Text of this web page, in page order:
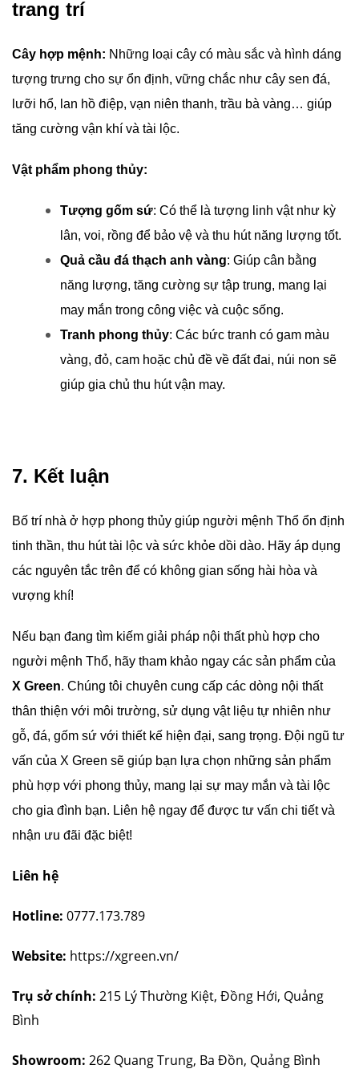
trang trí
Cây hợp mệnh: Những loại cây có màu sắc và hình dáng
tượng trưng cho sự ổn định, vững chắc như cây sen đá,
lưỡi hổ, lan hồ điệp, vạn niên thanh, trầu bà vàng… giúp
tăng cường vận khí và tài lộc.
Vật phẩm phong thủy:
Tượng gốm sứ: Có thể là tượng linh vật như kỳ
lân, voi, rồng để bảo vệ và thu hút năng lượng tốt.
Quả cầu đá thạch anh vàng: Giúp cân bằng
năng lượng, tăng cường sự tập trung, mang lại
may mắn trong công việc và cuộc sống.
Tranh phong thủy: Các bức tranh có gam màu
vàng, đỏ, cam hoặc chủ đề về đất đai, núi non sẽ
giúp gia chủ thu hút vận may.
7. Kết luận
Bố trí nhà ở hợp phong thủy giúp người mệnh Thổ ổn định
tinh thần, thu hút tài lộc và sức khỏe dồi dào. Hãy áp dụng
các nguyên tắc trên để có không gian sống hài hòa và
vượng khí!
Nếu bạn đang tìm kiếm giải pháp nội thất phù hợp cho
người mệnh Thổ, hãy tham khảo ngay các sản phẩm của
X Green. Chúng tôi chuyên cung cấp các dòng nội thất
thân thiện với môi trường, sử dụng vật liệu tự nhiên như
gỗ, đá, gốm sứ với thiết kế hiện đại, sang trọng. Đội ngũ tư
vấn của X Green sẽ giúp bạn lựa chọn những sản phẩm
phù hợp với phong thủy, mang lại sự may mắn và tài lộc
cho gia đình bạn. Liên hệ ngay để được tư vấn chi tiết và
nhận ưu đãi đặc biệt!
Liên hệ
Hotline: 0777.173.789
Website: https://xgreen.vn/
Trụ sở chính: 215 Lý Thường Kiệt, Đồng Hới, Quảng
Bình
Showroom: 262 Quang Trung, Ba Đồn, Quảng Bình